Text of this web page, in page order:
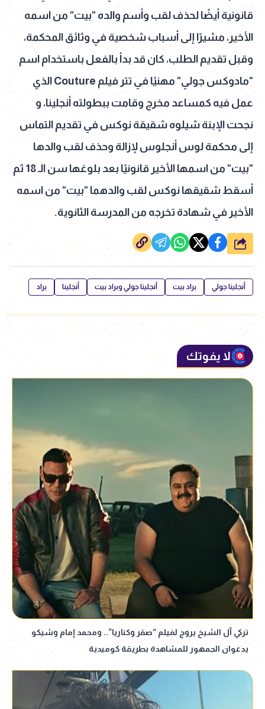
قانونية أيضًا لحذف لقب وأسم والده "بيت" من اسمه
الأخير، مشيرًا إلى أسباب شخصية في وثائق المحكمة،
وقبل تقديم الطلب، كان قد بدأ بالفعل باستخدام اسم
"مادوكس جولي" مهنيًا في تتر فيلم Couture الذي
عمل فيه كمساعد مخرج وقامت ببطولته أنجلينا، و
نجحت الإبنة شيلوه شقيقة نوكس في تقديم التماس
إلى محكمة لوس أنجلوس لإزالة وحذف لقب والدها
"بيت" من اسمها الأخير قانونيًا بعد بلوغها سن الـ 18 ثم
أسقط شقيقها نوكس لقب والدهما "بيت" من اسمه
الأخير في شهادة تخرجه من المدرسة الثانوية.
شارك
أنجلينا جولي براد بيت أنجلينا جولي وبراد بيت أنجلينا براد
لا يفوتك
تركي آل الشيخ يروج لفيلم “صقر وكناريا”.. ومحمد إمام وشيكو
يدعوان الجمهور للمشاهدة بطريقة كوميدية